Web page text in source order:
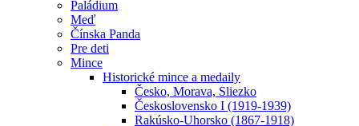
Paládium
Meď
Čínska Panda
Pre deti
Mince
Historické mince a medaily
Česko, Morava, Sliezko
Československo I (1919-1939)
Rakúsko-Uhorsko (1867-1918)